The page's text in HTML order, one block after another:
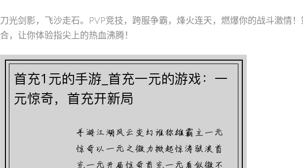
刀光剑影，飞沙走石。PVP竞技，跨服争霸，烽火连天，燃爆你的战斗激情
合，让你体验指尖上的热血沸腾！